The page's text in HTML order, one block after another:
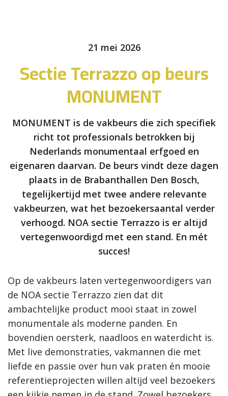
21 mei 2026
Sectie Terrazzo op beurs
MONUMENT
MONUMENT is de vakbeurs die zich specifiek
richt tot professionals betrokken bij
Nederlands monumentaal erfgoed en
eigenaren daarvan. De beurs vindt deze dagen
plaats in de Brabanthallen Den Bosch,
tegelijkertijd met twee andere relevante
vakbeurzen, wat het bezoekersaantal verder
verhoogd. NOA sectie Terrazzo is er altijd
vertegenwoordigd met een stand. En mét
succes!
Op de vakbeurs laten vertegenwoordigers van
de NOA sectie Terrazzo zien dat dit
ambachtelijke product mooi staat in zowel
monumentale als moderne panden. En
bovendien oersterk, naadloos en waterdicht is.
Met live demonstraties, vakmannen die met
liefde en passie over hun vak praten én mooie
referentieprojecten willen altijd veel bezoekers